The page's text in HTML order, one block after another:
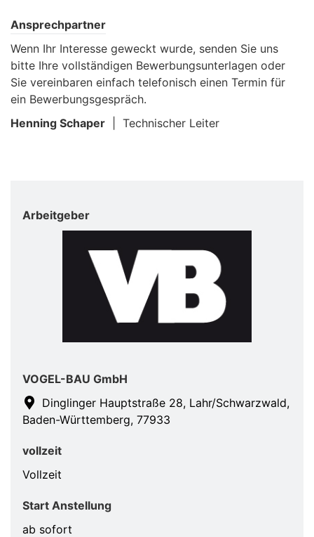
Ansprechpartner
Wenn Ihr Interesse geweckt wurde, senden Sie uns
bitte Ihre vollständigen Bewerbungsunterlagen oder
Sie vereinbaren einfach telefonisch einen Termin für
ein Bewerbungsgespräch.
Henning Schaper | Technischer Leiter
Arbeitgeber
VOGEL-BAU GmbH
Dinglinger Hauptstraße 28, Lahr/Schwarzwald,
Baden-Württemberg, 77933
vollzeit
Vollzeit
Start Anstellung
ab sofort